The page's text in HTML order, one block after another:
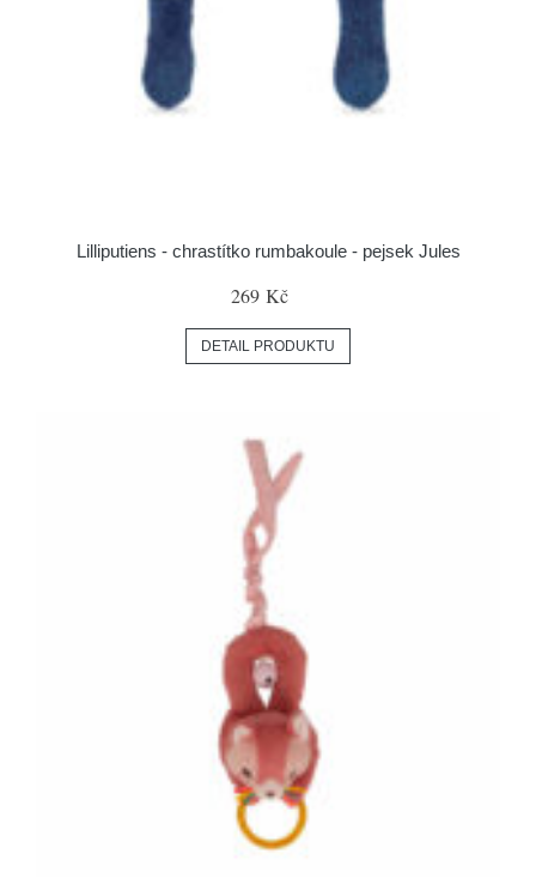
Lilliputiens - chrastítko rumbakoule - pejsek Jules
269 Kč
DETAIL PRODUKTU